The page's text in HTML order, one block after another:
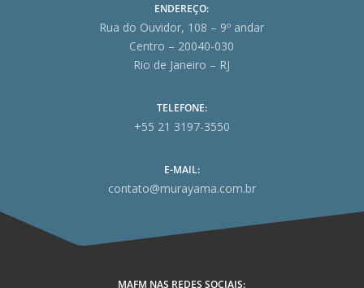
ENDEREÇO:
Rua do Ouvidor, 108 – 9º andar
Centro – 20040-030
Rio de Janeiro – RJ
TELEFONE:
+55 21 3197-3550
E-MAIL:
contato@murayama.com.br
MAFM NAS REDES SOCIAIS: